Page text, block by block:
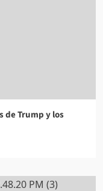
de Trump y los